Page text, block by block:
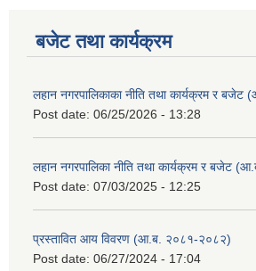
बजेट तथा कार्यक्रम
लहान नगरपालिकाका नीति तथा कार्यक्रम र
Post date: 06/25/2026 - 13:28
लहान नगरपालिका नीति तथा कार्यक्रम र बजेट
Post date: 07/03/2025 - 12:25
प्रस्तावित आय विवरण (आ.ब. २०८१-२०८२)
Post date: 06/27/2024 - 17:04